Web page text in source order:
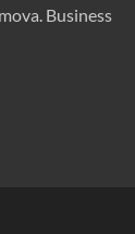
Business